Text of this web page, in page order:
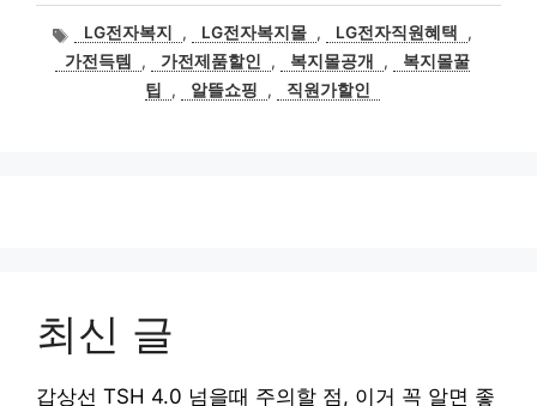
태
그
LG전자복지 , LG전자복지몰 , LG전자직원혜택
,
가전득템
, 가전제품할인 , 복지몰공개 ,
복지몰꿀
팁
, 알뜰쇼핑 , 직원가할인
최신 글
갑상선 TSH 4.0 넘을때 주의할 점, 이거 꼭 알면 좋